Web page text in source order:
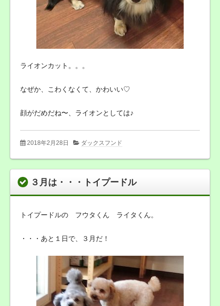
ライオンカット。。。
なぜか、こわくなくて、かわいい♡
顔がだめだね〜、ライオンとしては♪
2018年2月28日 ダックスフンド
３月は・・・トイプードル
トイプードルの フウタくん ライタくん。
・・・あと１日で、３月だ！